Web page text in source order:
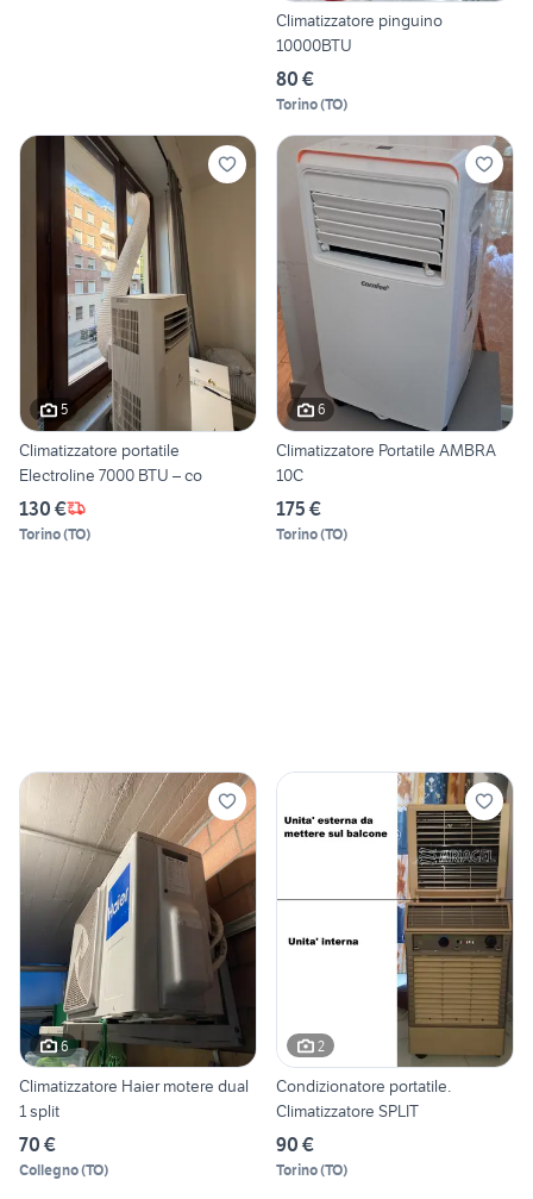
Climatizzatore pinguino
10000BTU
80 €
Torino(TO)
5
Climatizzatore portatile
Electroline 7000 BTU – co
130 €
Torino(TO)
6
Climatizzatore Portatile AMBRA
10C
175 €
Torino(TO)
6
Climatizzatore Haier motere dual
1 split
70 €
Collegno(TO)
2
Condizionatore portatile.
Climatizzatore SPLIT
90 €
Torino(TO)